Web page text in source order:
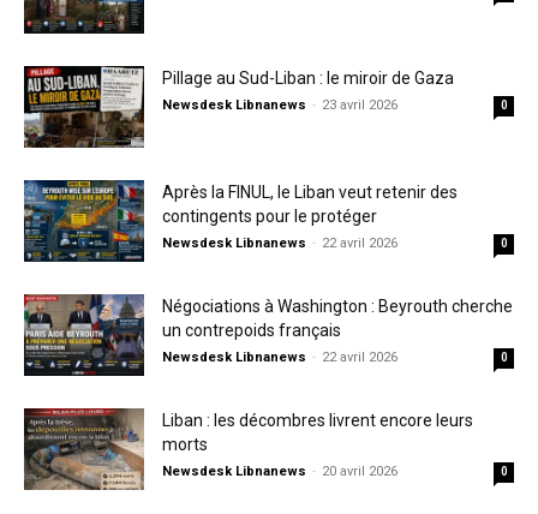
Pillage au Sud-Liban : le miroir de Gaza
Newsdesk Libnanews - 23 avril 2026 0
Après la FINUL, le Liban veut retenir des
contingents pour le protéger
Newsdesk Libnanews - 22 avril 2026 0
Négociations à Washington : Beyrouth cherche
un contrepoids français
Newsdesk Libnanews - 22 avril 2026 0
Liban : les décombres livrent encore leurs
morts
Newsdesk Libnanews - 20 avril 2026 0